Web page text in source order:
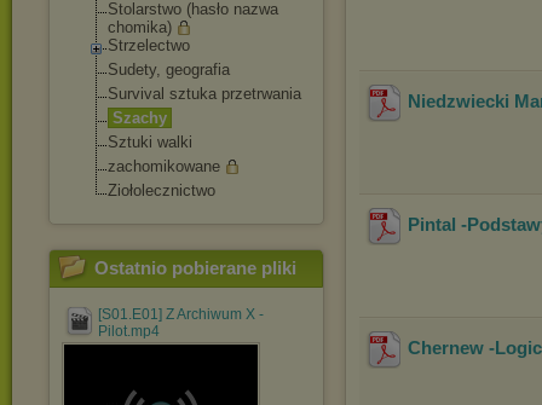
Stolarstwo (hasło nazwa
chomika)
Strzelectwo
Sudety, geografia
Survival sztuka przetrwania
Szachy
Sztuki walki
zachomikowane
Ziołolecznictwo
Ostatnio pobierane pliki
[S01.E01] Z Archiwum X -
Pilot.mp4
Niedzwiecki
Pintal -
Chernew -